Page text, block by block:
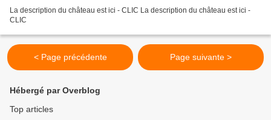
La description du château est ici - CLIC La description du château est ici -
CLIC
< Page précédente Page suivante >
Hébergé par Overblog
Top articles